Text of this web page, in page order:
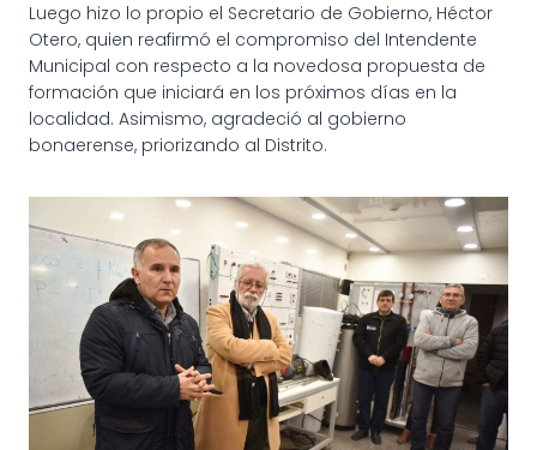
Luego hizo lo propio el Secretario de Gobierno, Héctor
Otero, quien reafirmó el compromiso del Intendente
Municipal con respecto a la novedosa propuesta de
formación que iniciará en los próximos días en la
localidad. Asimismo, agradeció al gobierno
bonaerense, priorizando al Distrito.